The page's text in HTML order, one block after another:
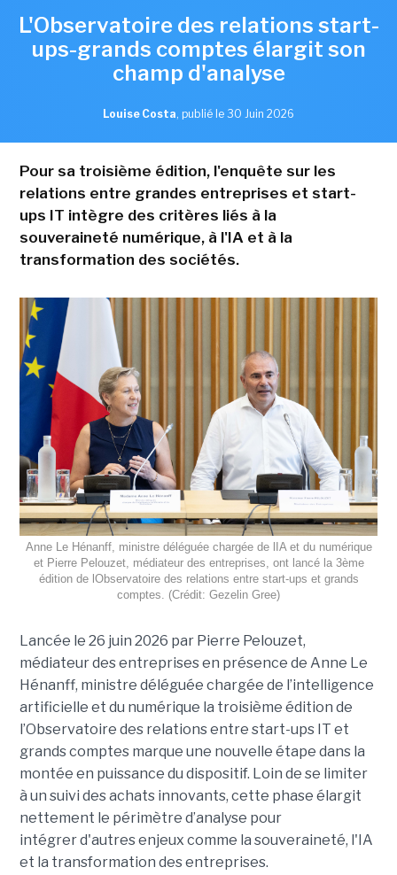
L'Observatoire des relations start-
ups-grands comptes élargit son
champ d'analyse
Louise Costa, publié le 30 Juin 2026
Pour sa troisième édition, l'enquête sur les
relations entre grandes entreprises et start-
ups IT intègre des critères liés à la
souveraineté numérique, à l'IA et à la
transformation des sociétés.
Anne Le Hénanff, ministre déléguée chargée de lIA et du numérique
et Pierre Pelouzet, médiateur des entreprises, ont lancé la 3ème
édition de lObservatoire des relations entre start-ups et grands
comptes. (Crédit: Gezelin Gree)
Lancée le 26 juin 2026 par Pierre Pelouzet,
médiateur des entreprises en présence de Anne Le
Hénanff, ministre déléguée chargée de l’intelligence
artificielle et du numérique la troisième édition de
l’Observatoire des relations entre start-ups IT et
grands comptes marque une nouvelle étape dans la
montée en puissance du dispositif. Loin de se limiter
à un suivi des achats innovants, cette phase élargit
nettement le périmètre d’analyse pour
intégrer d'autres enjeux comme la souveraineté, l'IA
et la transformation des entreprises.